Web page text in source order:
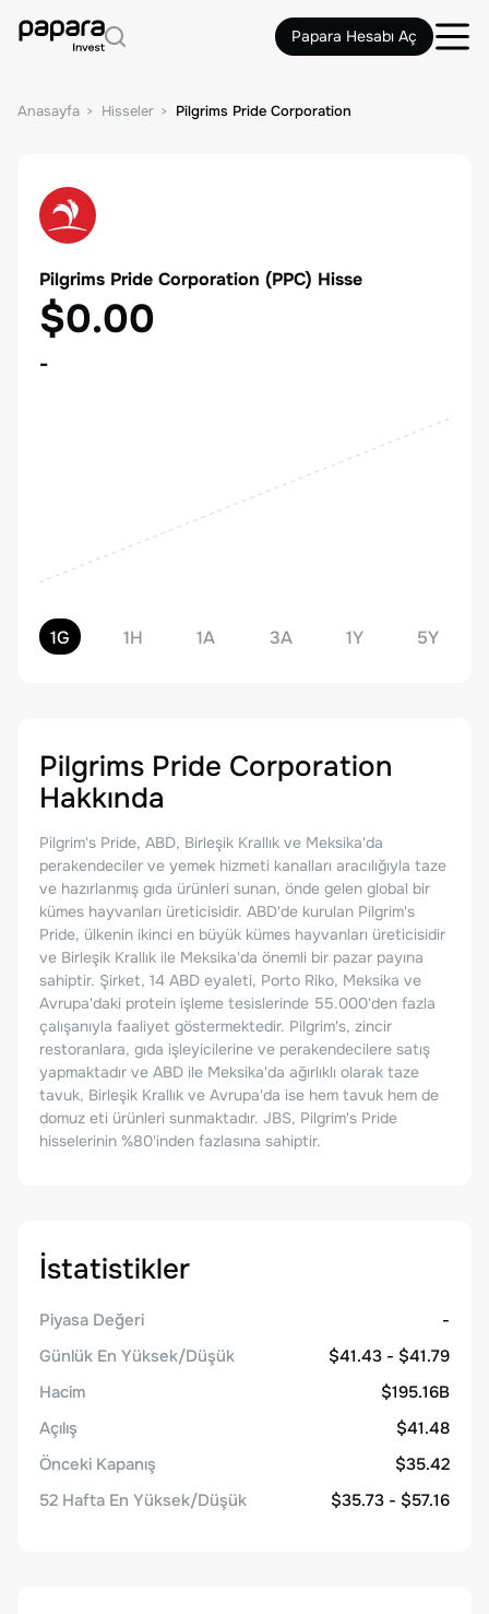
Papara Hesabı Aç
Anasayfa Hisseler Pilgrims Pride Corporation
Pilgrims Pride Corporation (PPC) Hisse
$0.00
-
1G 1H 1A 3A 1Y 5Y
Pilgrims Pride Corporation
Hakkında
Pilgrim's Pride, ABD, Birleşik Krallık ve Meksika'da
perakendeciler ve yemek hizmeti kanalları aracılığıyla taze
ve hazırlanmış gıda ürünleri sunan, önde gelen global bir
kümes hayvanları üreticisidir. ABD'de kurulan Pilgrim's
Pride, ülkenin ikinci en büyük kümes hayvanları üreticisidir
ve Birleşik Krallık ile Meksika'da önemli bir pazar payına
sahiptir. Şirket, 14 ABD eyaleti, Porto Riko, Meksika ve
Avrupa'daki protein işleme tesislerinde 55.000'den fazla
çalışanıyla faaliyet göstermektedir. Pilgrim's, zincir
restoranlara, gıda işleyicilerine ve perakendecilere satış
yapmaktadır ve ABD ile Meksika'da ağırlıklı olarak taze
tavuk, Birleşik Krallık ve Avrupa'da ise hem tavuk hem de
domuz eti ürünleri sunmaktadır. JBS, Pilgrim's Pride
hisselerinin %80'inden fazlasına sahiptir.
İstatistikler
Piyasa Değeri
-
Günlük En Yüksek/Düşük
$41.43 - $41.79
Hacim
$195.16B
Açılış
$41.48
Önceki Kapanış
$35.42
52 Hafta En Yüksek/Düşük
$35.73 - $57.16